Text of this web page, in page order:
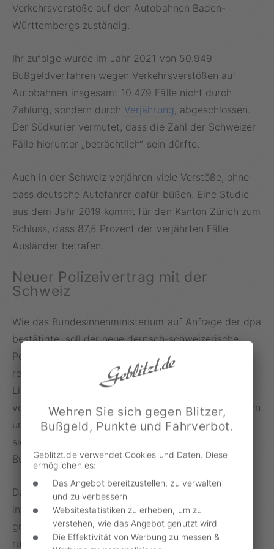
Verkehrsverstöße auf den Autobahnen Baden-
Württembergs zuständig.
Ihr zufolge wurde im Jahr 2021 von 50.949
Bußgeldverfahren wegen Verkehrsverstößen auf
Autobahnen insgesamt 10.479 Fälle nicht durch
Zahlung, sondern durch Verjährung , abgeschlossen.
Der Südkurier vermutet, dass die Zahl der Schweizer
Fälle hierunter „beträchtlich“ sein dürfte.
Auch in der Schweiz verjähren viele Verstöße, ohne
dass deutsche Autofahrer dafür büßen. Eine Studie
aus dem Jahr 2019 kommt für den Kanton Zürich zum
Schluss, dass 87,5 Prozent der verjährten Fälle
Ausländer betrafen.
Neuer Polizeivertrag mit der
Schweiz
Wie das Bundesinnenministerium auf Anfrage der dpa
bestätigte, soll der neue deutsch-schweizerische
Polizeivertrag am 1. Mai 2024 in Kraft treten. Er
regelt laut Angaben der eidgenössischen Polizei auf
LinkedIn die Zusammenarbeit bei der Bekämpfung
von Terroristen, Schleusern, Geldautomatensprengern
und der organisierten Kriminalität. Das Abkommen
sieht auch eine Vollstreckung schweizerischer
Bußgelder in Deutschland vor.
Das deutsche Bundesamt für Justiz erwartet, dass
infolge der ab Mai dieses Jahres beginnenden,
grenzüberschreitenden Zusammenarbeit ab 2025
rund 5.000 eingehende und 6.000 ausgehende
Wehren Sie sich gegen Blitzer,
Bußgeld, Punkte und Fahrverbot.
Geblitzt.de verwendet Cookies und Daten. Diese
ermöglichen es:
Das Angebot bereitzustellen, zu verwalten
und zu verbessern
Websitestatistiken zu erheben, um zu
verstehen, wie das Angebot genutzt wird
Die Effektivität von Werbung zu messen &